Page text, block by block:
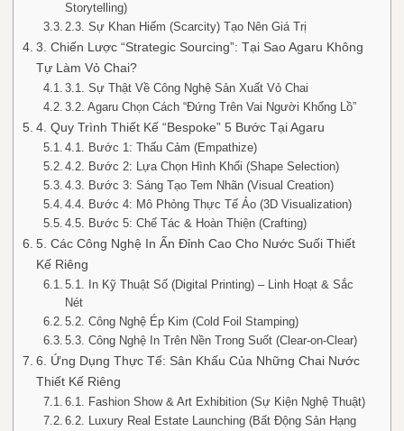
Storytelling)
2.3. Sự Khan Hiếm (Scarcity) Tạo Nên Giá Trị
3. Chiến Lược “Strategic Sourcing”: Tại Sao Agaru Không
Tự Làm Vỏ Chai?
3.1. Sự Thật Về Công Nghệ Sản Xuất Vỏ Chai
3.2. Agaru Chọn Cách “Đứng Trên Vai Người Khổng Lồ”
4. Quy Trình Thiết Kế “Bespoke” 5 Bước Tại Agaru
4.1. Bước 1: Thấu Cảm (Empathize)
4.2. Bước 2: Lựa Chọn Hình Khối (Shape Selection)
4.3. Bước 3: Sáng Tạo Tem Nhãn (Visual Creation)
4.4. Bước 4: Mô Phỏng Thực Tế Ảo (3D Visualization)
4.5. Bước 5: Chế Tác & Hoàn Thiện (Crafting)
5. Các Công Nghệ In Ấn Đỉnh Cao Cho Nước Suối Thiết
Kế Riêng
5.1. In Kỹ Thuật Số (Digital Printing) – Linh Hoạt & Sắc
Nét
5.2. Công Nghệ Ép Kim (Cold Foil Stamping)
5.3. Công Nghệ In Trên Nền Trong Suốt (Clear-on-Clear)
6. Ứng Dụng Thực Tế: Sân Khấu Của Những Chai Nước
Thiết Kế Riêng
6.1. Fashion Show & Art Exhibition (Sự Kiện Nghệ Thuật)
6.2. Luxury Real Estate Launching (Bất Động Sản Hạng